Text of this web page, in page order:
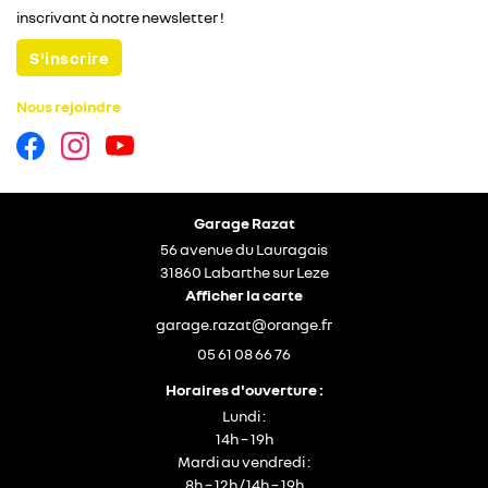
inscrivant à notrenewsletter !
S'inscrire
Nous rejoindre
Garage Razat
56 avenue du Lauragais
31860 Labarthe sur Leze
Afficher la carte
05 61 08 66 76
Horaires d'ouverture :
Lundi :
14h – 19h
Mardi au vendredi :